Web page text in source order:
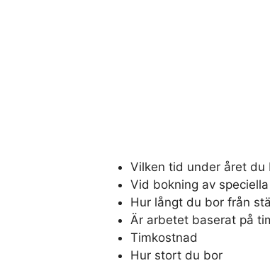
Vilken tid under året du
Vid bokning av
Hur långt du bor från
Är arbetet baserat på
Timkostnad
Hur stort du bor